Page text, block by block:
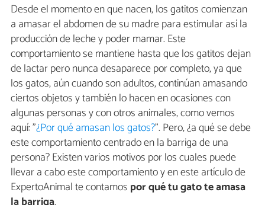
Desde el momento en que nacen, los gatitos comienzan
a amasar el abdomen de su madre para estimular así la
producción de leche y poder mamar. Este
comportamiento se mantiene hasta que los gatitos dejan
de lactar pero nunca desaparece por completo, ya que
los gatos, aún cuando son adultos, continúan amasando
ciertos objetos y también lo hacen en ocasiones con
algunas personas y con otros animales, como vemos
aquí: "¿Por qué amasan los gatos?". Pero, ¿a qué se debe
este comportamiento centrado en la barriga de una
persona? Existen varios motivos por los cuales puede
llevar a cabo este comportamiento y en este artículo de
ExpertoAnimal te contamos por qué tu gato te amasa